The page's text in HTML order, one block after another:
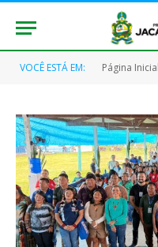
VOCÊ ESTÁ EM: Página Inicial